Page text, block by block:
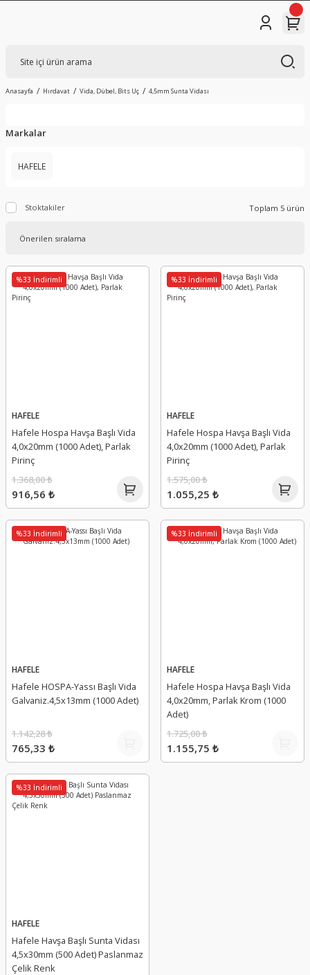
Anasayfa Hırdavat Vida, Dübel, Bits Uç 4,5mm Sunta Vidası
Markalar
HAFELE
Stoktakiler Toplam 5 ürün
%33 İndirimli
HAFELE
Hafele Hospa Havşa Başlı Vida
4,0x20mm (1000 Adet), Parlak
Pirinç
916,56 ₺
1.368,00 ₺
%33 İndirimli
HAFELE
Hafele Hospa Havşa Başlı Vida
4,0x20mm (1000 Adet), Parlak
Pirinç
1.055,25 ₺
1.575,00 ₺
%33 İndirimli
HAFELE
Hafele HOSPA-Yassı Başlı Vida
Galvaniz.4,5x13mm (1000 Adet)
765,33 ₺
1.142,28 ₺
%33 İndirimli
HAFELE
Hafele Hospa Havşa Başlı Vida
4,0x20mm, Parlak Krom (1000
Adet)
1.155,75 ₺
1.725,00 ₺
%33 İndirimli
HAFELE
Hafele Havşa Başlı Sunta Vidası
4,5x30mm (500 Adet) Paslanmaz
Çelik Renk